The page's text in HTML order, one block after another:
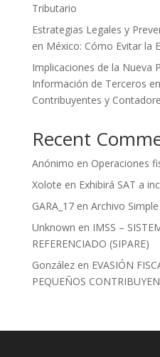
Tributario
Estrategias Legales y
en México: Cómo Evitar la
Implicaciones de la Nueva
Información de Terceros
Contribuyentes y
Recent
Anónimo en Operaciones
Xolote en Exhibirá SAT a
GARA_17en Archivo
Unknown en IMSS –
REFERENCIADO (SIPARE)
Gonzálezen EVASIÓN
PEQUEÑOS